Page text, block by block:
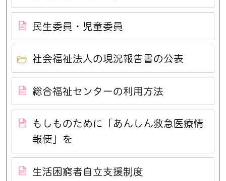
民生委員・児童委員
社会福祉法人の現況報告書の公表
総合福祉センターの利用方法
もしものために「あんしん救急医療情
報便」を
生活困窮者自立支援制度